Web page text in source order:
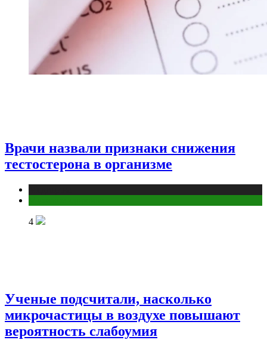
Врачи назвали признаки снижения
тестостерона в организме
4
Ученые подсчитали, насколько
микрочастицы в воздухе повышают
вероятность слабоумия